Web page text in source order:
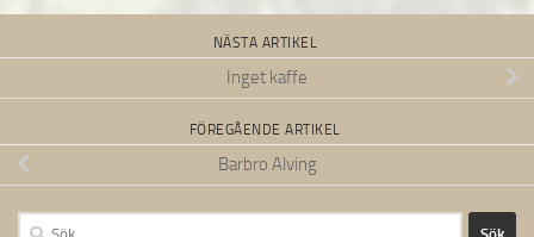
NÄSTA ARTIKEL
Inget kaffe
FÖREGÅENDE ARTIKEL
Barbro Alving
Sök